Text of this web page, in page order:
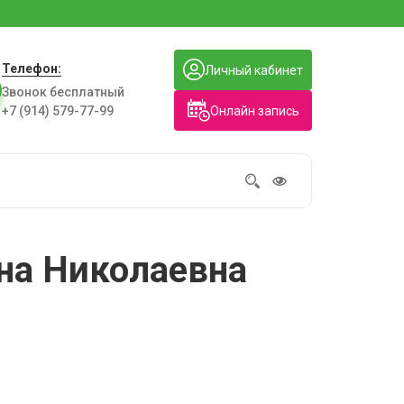
Телефон:
Звонок бесплатный
+7 (914) 579-77-99
Онлайн запись
Личный кабинет
Николаевна